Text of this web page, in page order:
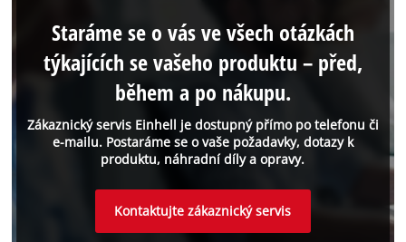
Zákaznický servis Einhell je dostupný přímo po telefonu či
e-mailu. Postaráme se o vaše požadavky, dotazy k
produktu, náhradní díly a opravy.
Staráme se o vás ve všech otázkách
týkajících se vašeho produktu – před,
během a po nákupu.
Kontaktujte zákaznický servis